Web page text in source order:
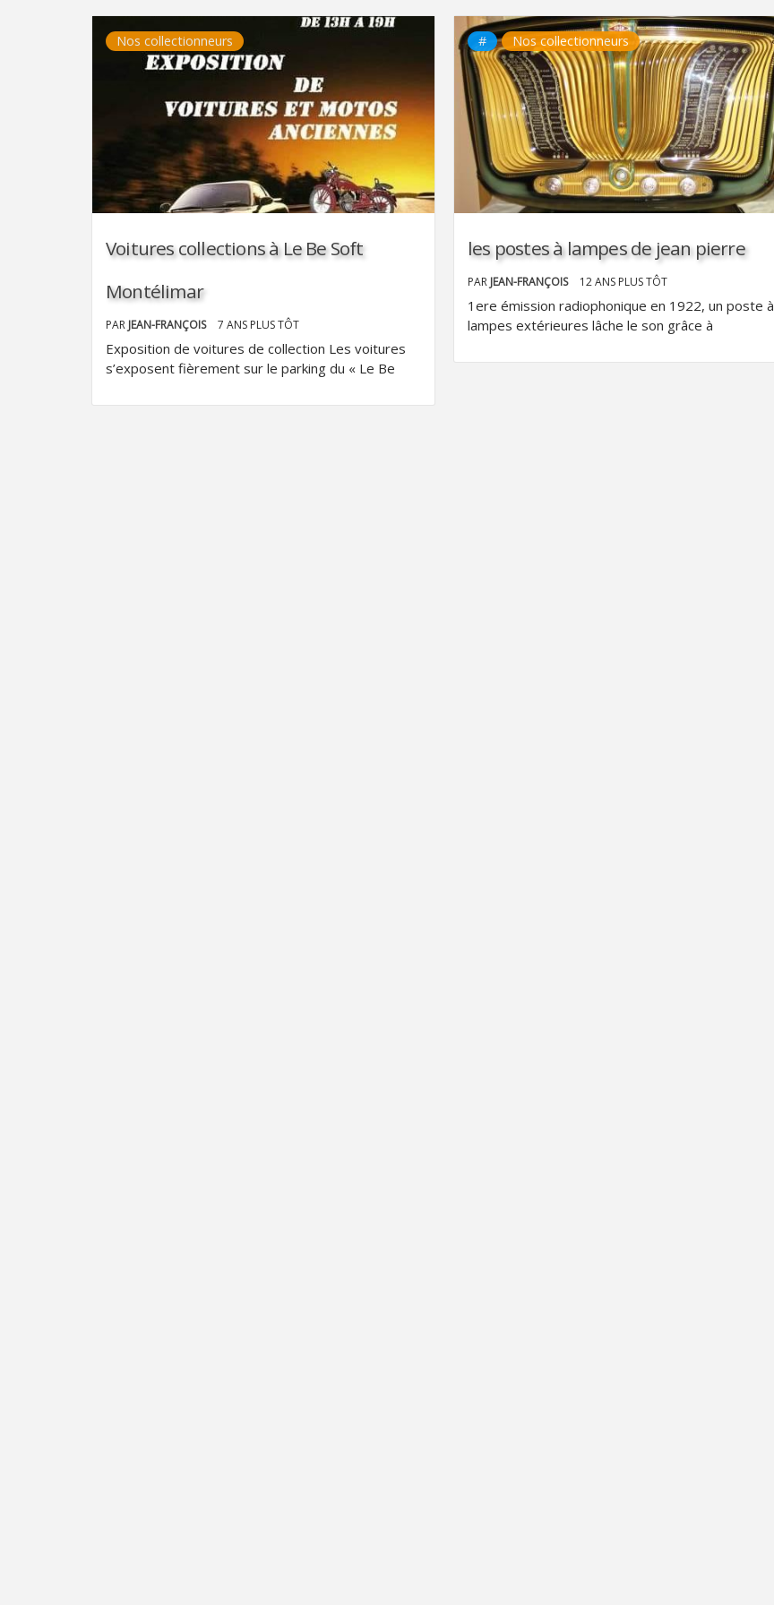
Nos collectionneurs
Voitures collections à Le Be Soft
Montélimar
PAR JEAN-FRANÇOIS 7 ANS PLUS TÔT
Exposition de voitures de collection Les voitures
s’exposent fièrement sur le parking du « Le Be
# Nos collectionneurs
les postes à lampes de jean pierre
PAR JEAN-FRANÇOIS 12 ANS PLUS TÔT
1ere émission radiophonique en 1922, un poste à
lampes extérieures lâche le son grâce à